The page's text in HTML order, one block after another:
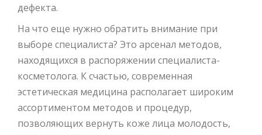
дефекта.
На что еще нужно обратить внимание при
выборе специалиста? Это арсенал методов,
находящихся в распоряжении специалиста-
косметолога. К счастью, современная
эстетическая медицина располагает широким
ассортиментом методов и процедур,
позволяющих вернуть коже лица молодость,